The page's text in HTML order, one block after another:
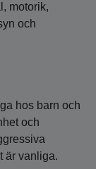
motorik,
och
hos barn och
och
är vanliga.